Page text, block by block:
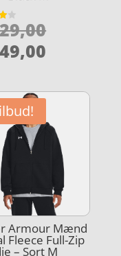
Den
kr.
pris
er:
kr.
Armour Mænd
Fleece Full-Zip
– Sort M